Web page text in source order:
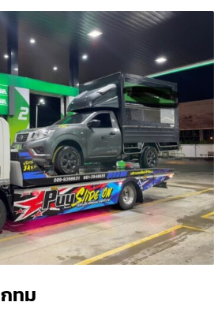
กทม